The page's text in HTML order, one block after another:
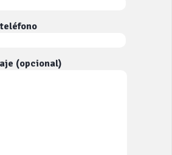
(opcional)